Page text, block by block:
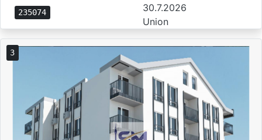
235074
30.7.2026
Union
3